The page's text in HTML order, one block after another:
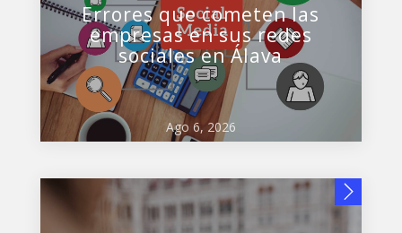
Errores que cometen las
empresas en sus redes
sociales en Álava
Ago 6, 2026